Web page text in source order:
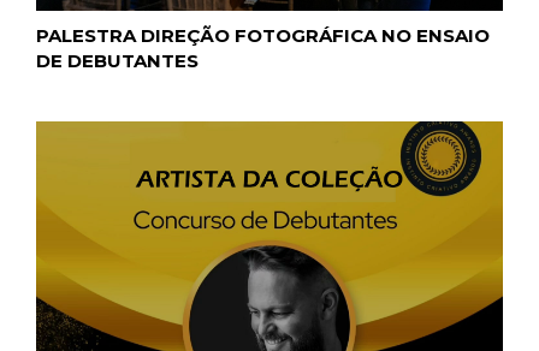
PALESTRA DIREÇÃO FOTOGRÁFICA NO ENSAIO
DE DEBUTANTES